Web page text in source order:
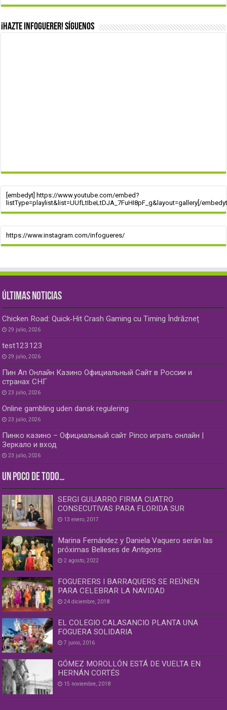
¡Hazte infoguerer! Síguenos
[embedyt] https://www.youtube.com/embed?
listType=playlist&list=UUfLtIbeLtDJA_7FuHI8pF_g&layout=gallery[/
https://www.instagram.com/infogueres/
ÚLTIMAS NOTICIAS
Chicken Road: Quick‑Hit Crash Gaming cu Timing Îndrăzneț
29 julio, 2026
test123123
29 julio, 2026
Пин Ап Онлайн Казино Официальный Сайт в России и
странах СНГ
23 julio, 2026
Online gambling uden dansk regulering
23 julio, 2026
Пинко казино – Официальный сайт Pinco играть онлайн |
Зеркало и вход
23 julio, 2026
UN POCO DE TODO…
SERGI GUIJARRO FIRMA CUATRO
CONSECUTIVAS PARA FLORIDA SUR
13 enero, 2017
Marina Fernández y Daniela Vaquero serán las
próximas Belleses de Antigons
2 agosto, 2022
FOGUERERS I BARRAQUERS SE REÚNEN
PARA CELEBRAR LA NAVIDAD
24 diciembre, 2018
EL COLEGIO CALASANCIO PLANTA UNA
FOGUERA SOLIDARIA
7 junio, 2016
GÓMEZ MOROLLÓN ESTÁ DE VUELTA EN
HERNÁN CORTÉS
15 noviembre, 2018